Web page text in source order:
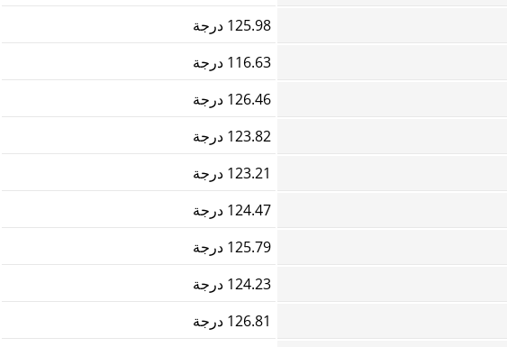
125.98 درجة
116.63 درجة
126.46 درجة
123.82 درجة
123.21 درجة
124.47 درجة
125.79 درجة
124.23 درجة
126.81 درجة